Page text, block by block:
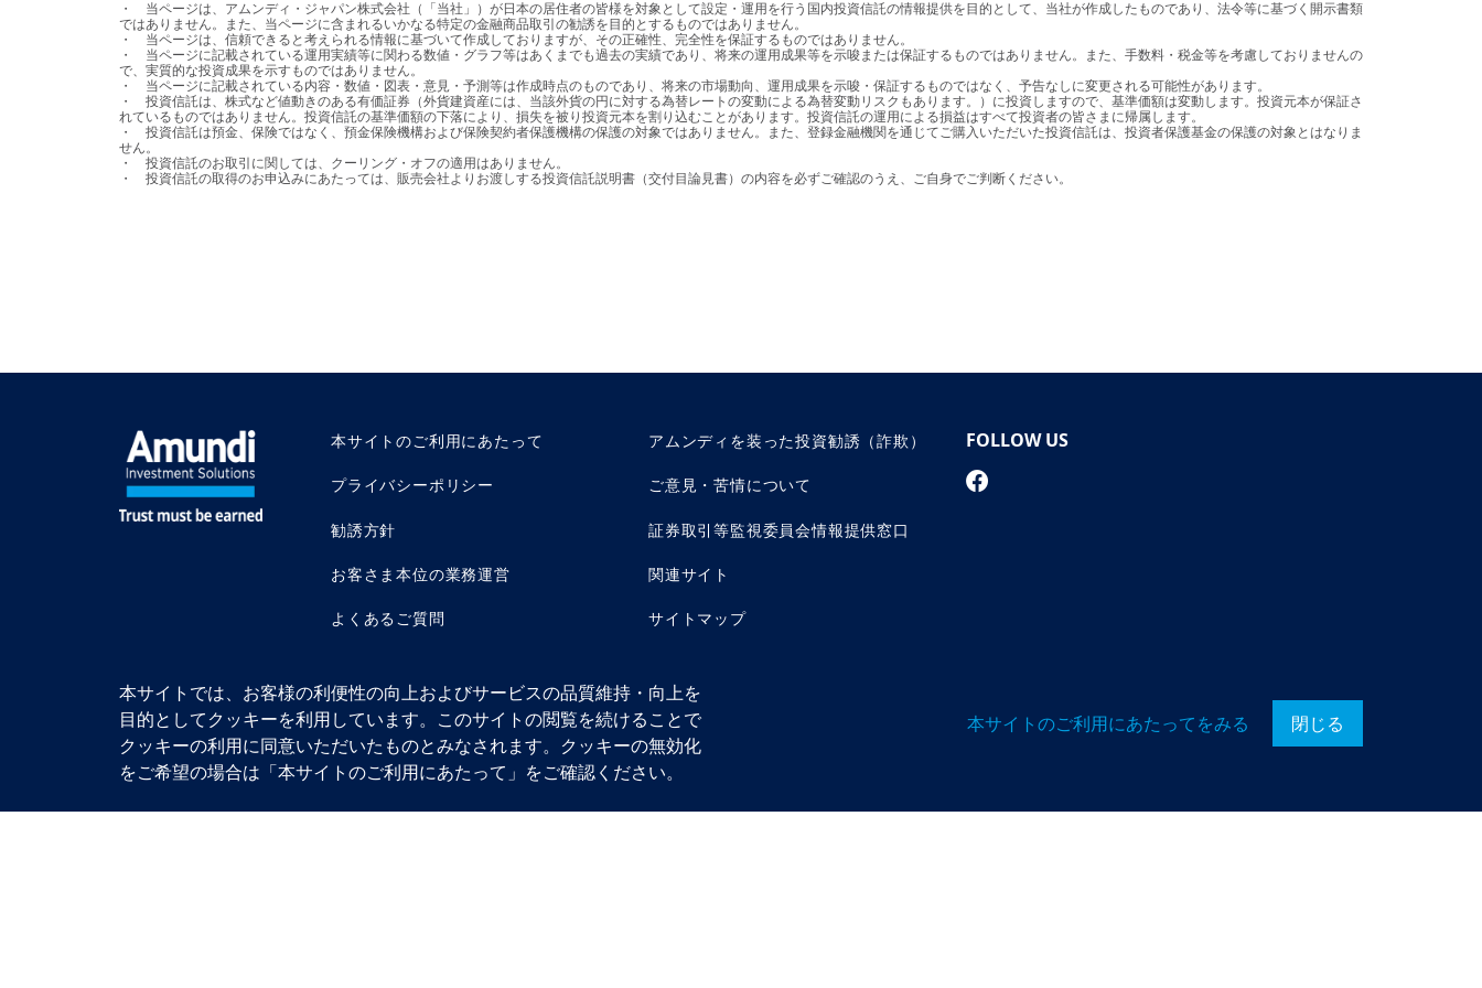
・	当ページは、アムンディ・ジャパン株式会社（「当社」）が日本の居住者の皆様を対象として設定・運用を行う国内投資信託の情報提供を目的として、当社が作成したものであり、法令等に基づく開示書類
ではありません。また、当ページに含まれるいかなる特定の金融商品取引の勧誘を目的とするものではありません。
・	当ページは、信頼できると考えられる情報に基づいて作成しておりますが、その正確性、完全性を保証するものではありません。
・	当ページに記載されている運用実績等に関わる数値・グラフ等はあくまでも過去の実績であり、将来の運用成果等を示唆または保証するものではありません。また、手数料・税金等を考慮しておりませんの
で、実質的な投資成果を示すものではありません。
・	当ページに記載されている内容・数値・図表・意見・予測等は作成時点のものであり、将来の市場動向、運用成果を示唆・保証するものではなく、予告なしに変更される可能性があります。
・	投資信託は、株式など値動きのある有価証券（外貨建資産には、当該外貨の円に対する為替レートの変動による為替変動リスクもあります。）に投資しますので、基準価額は変動します。投資元本が保証さ
れているものではありません。投資信託の基準価額の下落により、損失を被り投資元本を割り込むことがあります。投資信託の運用による損益はすべて投資者の皆さまに帰属します。
・	投資信託は預金、保険ではなく、預金保険機構および保険契約者保護機構の保護の対象ではありません。また、登録金融機関を通じてご購入いただいた投資信託は、投資者保護基金の保護の対象とはなりま
せん。
・	投資信託のお取引に関しては、クーリング・オフの適用はありません。
・	投資信託の取得のお申込みにあたっては、販売会社よりお渡しする投資信託説明書（交付目論見書）の内容を必ずご確認のうえ、ご自身でご判断ください。
本サイトのご利用にあたって
プライバシーポリシー
勧誘方針
お客さま本位の業務運営
よくあるご質問
アムンディを装った投資勧誘（詐欺）
ご意見・苦情について
証券取引等監視委員会情報提供窓口
関連サイト
サイトマップ
FOLLOW US
© 2026 Amundi
アムンディ・ジャパン株式会社 金融商品取引業者 関東財務局長（金商）第350号
加入協会：一般社団法人 資産運用業協会／日本証券業協会／一般社団法人 第二種金融商品取引業協会
本サイトでは、お客様の利便性の向上およびサービスの品質維持・向上を
目的としてクッキーを利用しています。このサイトの閲覧を続けることで
クッキーの利用に同意いただいたものとみなされます。クッキーの無効化
をご希望の場合は「本サイトのご利用にあたって」をご確認ください。
本サイトのご利用にあたってをみる 閉じる